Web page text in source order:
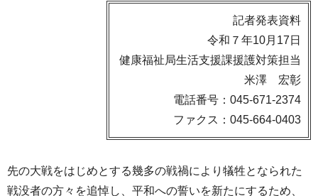
記者発表資料
令和７年10月17日
健康福祉局生活支援課援護対策担当
米澤 宏彰
電話番号：045-671-2374
ファクス：045-664-0403
先の大戦をはじめとする幾多の戦禍により犠牲となられた
戦没者の方々を追悼し、平和への誓いを新たにするため、